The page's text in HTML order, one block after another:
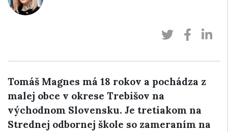
Tomáš Magnes má 18 rokov a pochádza z
malej obce v okrese Trebišov na
východnom Slovensku. Je tretiakom na
Strednej odbornej škole so zameraním na